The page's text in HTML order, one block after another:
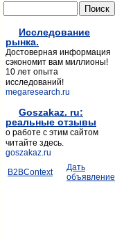
Исследование
рынка.
Достоверная информация
сэкономит вам миллионы!
10 лет опыта
исследований!
megaresearch.ru
Goszakaz. ru:
реальные отзывы
о работе с этим сайтом
читайте здесь.
goszakaz.ru
B2BContext
Дать
объявление